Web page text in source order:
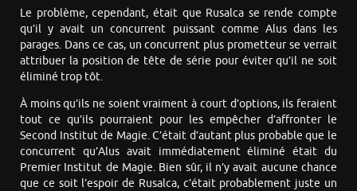
Le problème, cependant, était que Rusalca se rende compte
qu’il y avait un concurrent puissant comme Alus dans les
parages. Dans ce cas, un concurrent plus prometteur se verrait
attribuer la position de tête de série pour éviter qu’il ne soit
éliminé trop tôt.
À moins qu’ils ne soient vraiment à court d’options, ils feraient
tout ce qu’ils pourraient pour les empêcher d’affronter le
Second Institut de Magie. C’était d’autant plus probable que le
concurrent qu’Alus avait immédiatement éliminé était du
Premier Institut de Magie. Bien sûr, il n’y avait aucune chance
que ce soit l’espoir de Rusalca, c’était probablement juste un